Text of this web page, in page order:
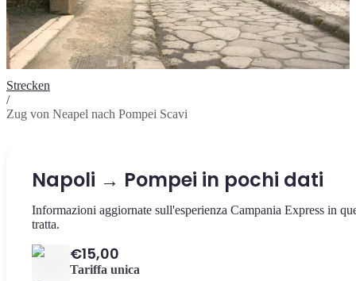
Strecken
/
Zug von Neapel nach Pompei Scavi
Napoli → Pompei in pochi dati
Informazioni aggiornate sull'esperienza Campania Express in
tratta.
€15,00
Tariffa unica